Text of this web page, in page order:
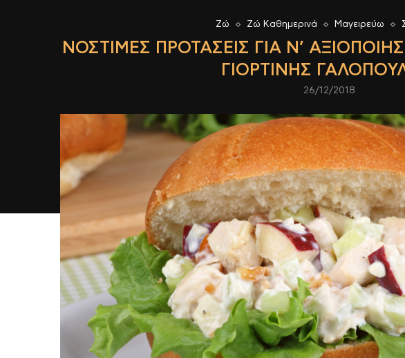
Ζώ Ζώ Καθημερινά Μαγειρεύω
ΝΌΣΤΙΜΕΣ ΠΡΟΤΆΣΕΙΣ ΓΙΑ Ν’
ΓΙΟΡΤΙΝΉΣ
26/12/2018